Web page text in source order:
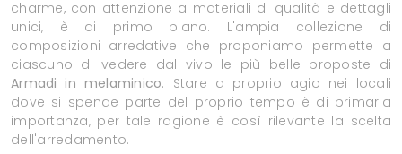
charme, con attenzione a materiali di qualità e dettagli
unici, è di primo piano. L'ampia collezione di
composizioni arredative che proponiamo permette a
ciascuno di vedere dal vivo le più belle proposte di
Armadi in melaminico. Stare a proprio agio nei locali
dove si spende parte del proprio tempo è di primaria
importanza, per tale ragione è così rilevante la scelta
dell'arredamento.